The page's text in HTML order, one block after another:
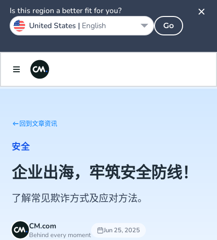
回到文章资讯
安全
企业出海，牢筑安全防线！
了解常见欺诈方式及应对方法。
CM.com
Behind every moment
Jun 25, 2025
Is this region a better fit for you?
United States | English Go